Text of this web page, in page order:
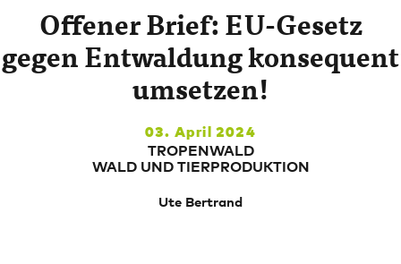
Offener Brief: EU-Gesetz
gegen Entwaldung konsequent
umsetzen!
03. April 2024
TROPENWALD
WALD UND TIERPRODUKTION
Ute Bertrand